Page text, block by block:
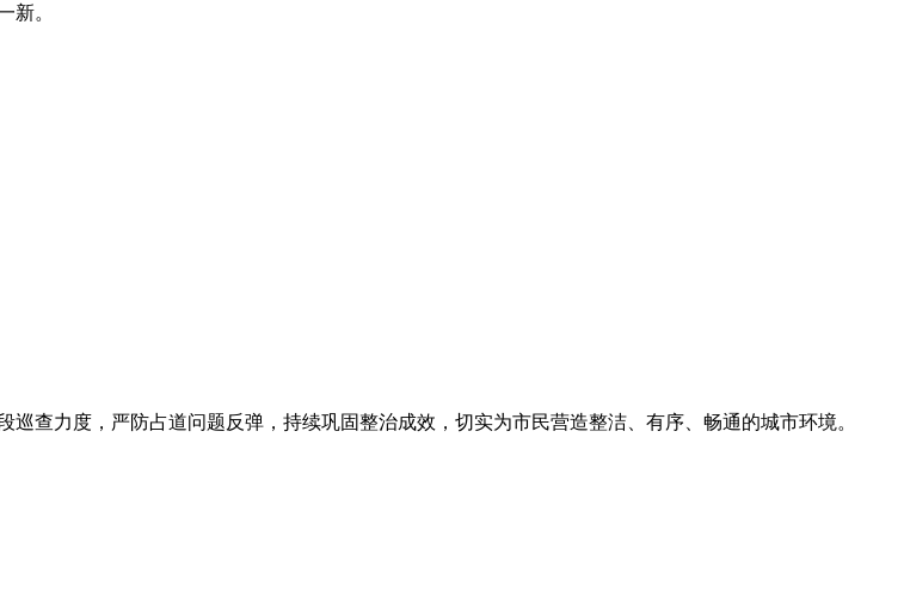
新。
查力度，严防占道问题反弹，持续巩固整治成效，切实为市民营造整洁、有序、畅通的城市环境。